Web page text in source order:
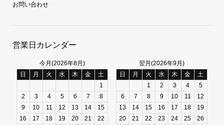
お問い合わせ
営業日カレンダー
今月(2026年8月)
日
月 火 水 木 金
土
1
2
3 4 5 6 7
8
9
10 11 12 13 14
15
16
17 18 19 20 21
22
翌月(2026年9月)
日
月 火 水 木 金
土
1
2 3 4
5
6
7 8 9 10 11
12
13
14 15 16 17 18
19
20
21 22 23 24 25
26